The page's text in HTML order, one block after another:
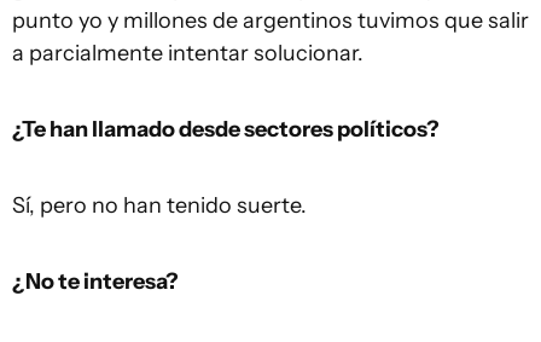
punto yo y millones de argentinos tuvimos que salir
a parcialmente intentar solucionar.
¿Te han llamado desde sectores políticos?
Sí, pero no han tenido suerte.
¿No te interesa?